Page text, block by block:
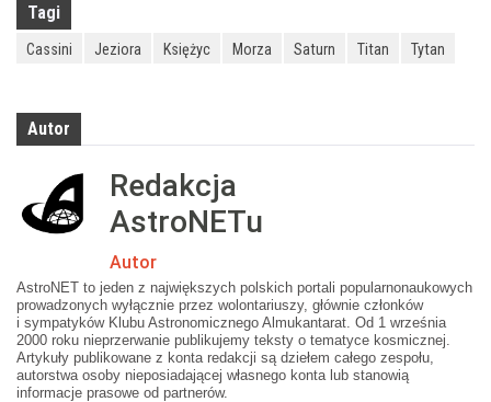
Tagi
Cassini Jeziora Księżyc Morza Saturn Titan Tytan
Autor
Redakcja
AstroNETu
Autor
AstroNET to jeden z największych polskich portali popularnonaukowych
prowadzonych wyłącznie przez wolontariuszy, głównie członków
i sympatyków Klubu Astronomicznego Almukantarat. Od 1 września
2000 roku nieprzerwanie publikujemy teksty o tematyce kosmicznej.
Artykuły publikowane z konta redakcji są dziełem całego zespołu,
autorstwa osoby nieposiadającej własnego konta lub stanowią
informacje prasowe od partnerów.